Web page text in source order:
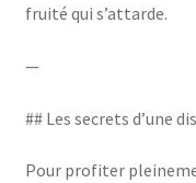
fruité qui s’attarde.
—
## Les secrets d’une
Pour profiter